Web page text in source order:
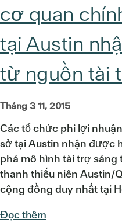
cơ quan
tại Austin
từ nguồn tài
Tháng 3 11, 2015
Các tổ chức phi lợi
sở tại Austin nhận được
phá mô hình tài trợ sáng
thanh thiếu niên Austin/
cộng đồng duy nhất tại
Đọc thêm